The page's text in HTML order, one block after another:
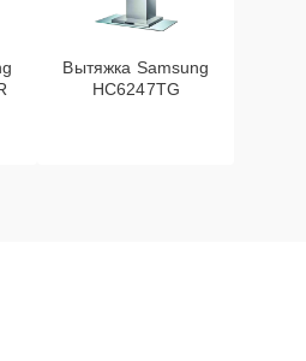
Вытяжка Samsung
HC6247TG